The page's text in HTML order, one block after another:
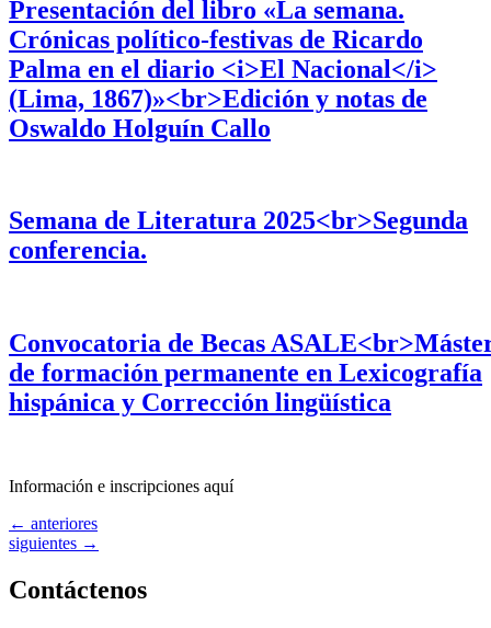
Presentación del libro «La semana.
Crónicas político-festivas de Ricardo
Palma en el diario <i>El Nacional</i>
(Lima, 1867)»<br>Edición y notas de
Oswaldo Holguín Callo
Semana de Literatura 2025<br>Segunda
conferencia.
Convocatoria de Becas
de formación permanente en Lexicografía
hispánica y Corrección lingüística
Información e inscripciones aquí
← anteriores
siguientes →
Contáctenos